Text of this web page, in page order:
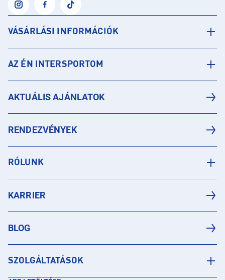
VÁSÁRLÁSI INFORMÁCIÓK
AZ ÉN INTERSPORTOM
AKTUÁLIS AJÁNLATOK
RENDEZVÉNYEK
RÓLUNK
KARRIER
BLOG
SZOLGÁLTATÁSOK